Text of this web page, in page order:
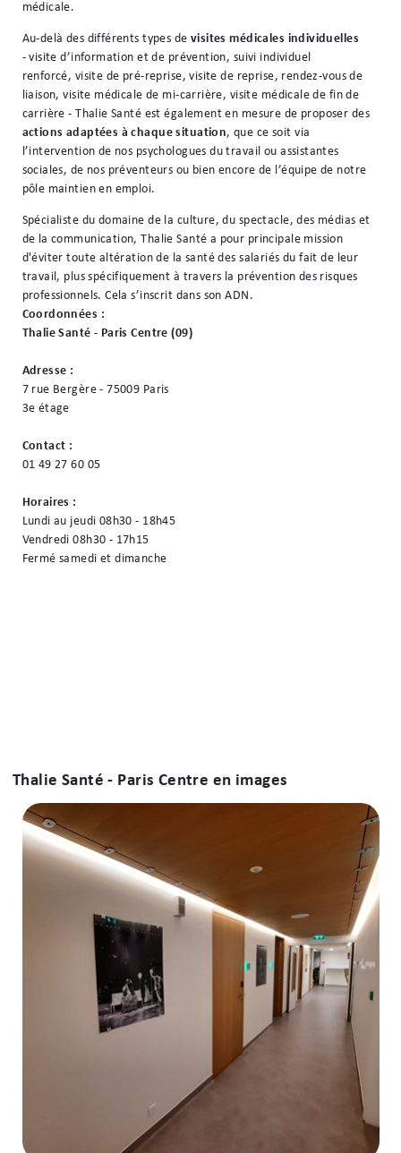
médicale.
Au-delà des différents types de visites médicales individuelles
- visite d’information et de prévention, suivi individuel
renforcé, visite de pré-reprise, visite de reprise, rendez-vous de
liaison, visite médicale de mi-carrière, visite médicale de fin de
carrière - Thalie Santé est également en mesure de proposer des
actions adaptées à chaque situation, que ce soit via
l’intervention de nos psychologues du travail ou assistantes
sociales, de nos préventeurs ou bien encore de l’équipe de notre
pôle maintien en emploi.
Spécialiste du domaine de la culture, du spectacle, des médias et
de la communication, Thalie Santé a pour principale mission
d'éviter toute altération de la santé des salariés du fait de leur
travail, plus spécifiquement à travers la prévention des risques
professionnels. Cela s’inscrit dans son ADN.
Coordonnées :
Thalie Santé - Paris Centre (09)
Adresse :
7 rue Bergère - 75009 Paris
3e étage
Contact :
01 49 27 60 05
Horaires :
Lundi au jeudi 08h30 - 18h45
Vendredi 08h30 - 17h15
Fermé samedi et dimanche
Thalie Santé - Paris Centre en images